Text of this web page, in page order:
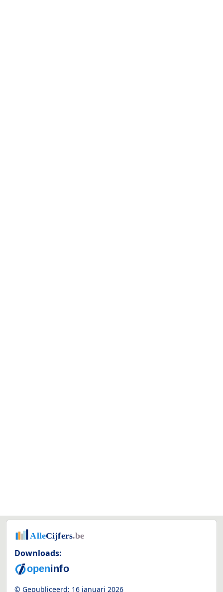
Downloads:
© Gepubliceerd: 16 januari 2026